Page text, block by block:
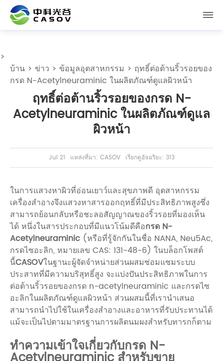
>
บ้าน > ข่าว > ข้อมูลอุตสาหกรรม > ฤทธิ์ต่อต้านริ้วรอยของ
กรด N-Acetylneuraminic ในผลิตภัณฑ์ดูแลผิวหน้า
ฤทธิ์ต่อต้านริ้วรอยของกรด N-
Acetylneuraminic ในผลิตภัณฑ์ดูแล
ผิวหน้า
Jul 21 แหล่งที่มา: CASOV เรียกดูอัจฉริยะ: 313
ในการแสวงหาผิวที่อ่อนเยาว์และสุขภาพดี อุตสาหกรรม
เครื่องสำอางจึงแสวงหาสารออกฤทธิ์ที่มีประสิทธิภาพสูงซึ่ง
สามารถย้อนกลับหรือชะลอสัญญาณของริ้วรอยที่มองเห็น
ได้ หนึ่งในสารประกอบที่มีแนวโน้มดีคือกรด N-
Acetylneuraminic (หรือที่รู้จักกันในชื่อ NANA, Neu5Ac,
กรดไซอะลิก, หมายเลข CAS: 131-48-6) ในบล็อกโพสต์
นี้CASOVในฐานะผู้จัดจำหน่ายส่วนผสมซ่อมแซมระบบ
ประสาทที่มีความบริสุทธิ์สูง จะแบ่งปันประสิทธิภาพในการ
ต่อต้านริ้วรอยของกรด n-acetylneuraminic และกรดไซ
อะลิกในผลิตภัณฑ์ดูแลผิวหน้า ส่วนผสมนี้ที่เรานำเสนอ
สามารถนำไปใช้ในเครื่องสำอางและอาหารที่รับประทานได้
แม้จะเป็นไปตามมาตรฐานการผลิตนมผงสำหรับทารกก็ตาม
ทำความเข้าใจเกี่ยวกับกรด N-